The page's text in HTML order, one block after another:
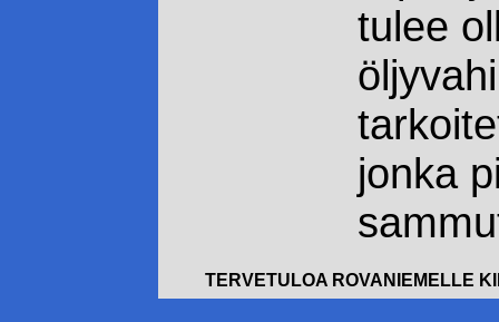
tulee
jonka
TERVETULOA ROVANIEMELLE